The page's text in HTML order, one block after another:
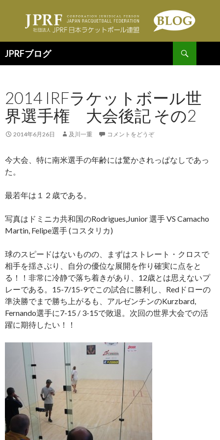
JPRFブログ
索
ン
ツ
へ
移
動
2014 IRFラケットボール世
界選手権 大会後記 その2
2014年6月26日 及川一重 コメントをどうぞ
今大会、特に南米選手の年齢には驚かされっぱなしであっ
た。
最若年は１２歳である。
写真はドミニカ共和国のRodrigues,Junior 選手 VS Camacho
Martin, Felipe選手 (コスタリカ)
球のスピードはないものの、まずはストレート・クロスで
相手を揺さぶり、自分の優位な展開を作り確実に点をと
る！！非常に冷静で落ち着きがあり、12歳とは思えないプ
レーである。15-7/15-9でこの試合に勝利し、Redドローの
準決勝でまで勝ち上がるも、アルゼンチンのKurzbard,
Fernando選手に7-15 / 3-15で敗退。次回の世界大会での活
躍に期待したい！！